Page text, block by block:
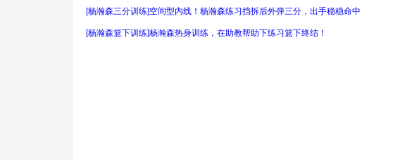
[杨瀚森三分训练]空间型内线！杨瀚森练习挡拆后外弹三分，出手稳稳命中
[杨瀚森篮下训练]杨瀚森热身训练，在助教帮助下练习篮下终结！